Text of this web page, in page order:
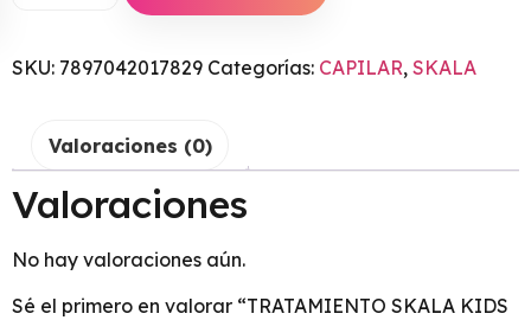
SKU: 7897042017829 Categorías: CAPILAR, SKALA
Valoraciones (0)
Valoraciones
No hay valoraciones aún.
Sé el primero en valorar “TRATAMIENTO SKALA KIDS